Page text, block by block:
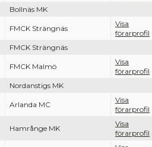
Bollnäs MK
FMCK Strängnäs
Visa
förarprofil
FMCK Strängnäs
FMCK Malmö
Visa
förarprofil
Nordanstigs MK
Arlanda MC
Visa
förarprofil
Hamrånge MK
Visa
förarprofil